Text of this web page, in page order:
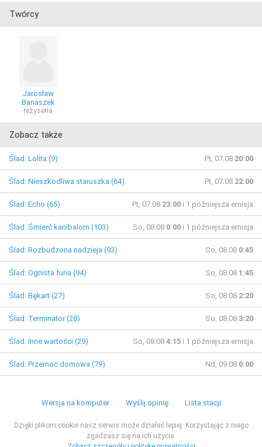
Twórcy
Jarosław
Banaszek
reżyseria
Zobacz także
Ślad: Lolita (9) Pt, 07.08 20:00
Ślad: Nieszkodliwa staruszka (64) Pt, 07.08 22:00
Ślad: Echo (65) Pt, 07.08 23:00 i 1 późniejsza emisja
Ślad: Śmierć kanibalom (103) So, 08.08 0:00 i 1 późniejsza emisja
Ślad: Rozbudzona nadzieja (93) So, 08.08 0:45
Ślad: Ognista furia (94) So, 08.08 1:45
Ślad: Bękart (27) So, 08.08 2:20
Ślad: Terminator (28) So, 08.08 3:20
Ślad: Inne wartości (29) So, 08.08 4:15 i 1 późniejsza emisja
Ślad: Przemoc domowa (79) Nd, 09.08 0:00
Wersja na komputer Wyślij opinię Lista stacji
Dzięki plikom cookie nasz serwis może działać lepiej. Korzystając z niego
zgadzasz się na ich użycie.